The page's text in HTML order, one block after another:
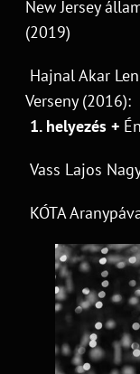
New Jersey
(2019)
Hajnal Akar
Verseny (2016):
1. helyezés +
Vass Lajos
KÓTA